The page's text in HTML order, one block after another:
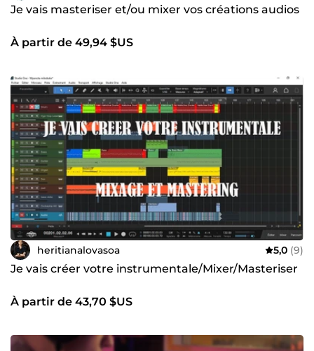
Je vais masteriser et/ou mixer vos créations audios
À partir de 49,94 $US
heritianalovasoa 5,0 (9)
Je vais créer votre instrumentale/Mixer/Masteriser
À partir de 43,70 $US